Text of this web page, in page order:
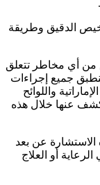
الدقيق وطريقة
من أي مخاطر تتعلق
جميع إجراءات
واللوائح
عنها خلال هذه
عن بعد
أو العلاج